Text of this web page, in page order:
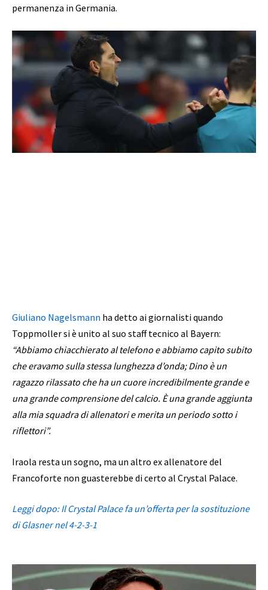
permanenza in Germania.
Giuliano Nagelsmann ha detto ai giornalisti quando
Toppmoller si è unito al suo staff tecnico al Bayern:
“Abbiamo chiacchierato al telefono e abbiamo capito subito
che eravamo sulla stessa lunghezza d’onda; Dino è un
ragazzo rilassato che ha un cuore incredibilmente grande e
una grande comprensione del calcio. È una grande aggiunta
alla mia squadra di allenatori e merita un periodo sotto i
riflettori”.
Iraola resta un sogno, ma un altro ex allenatore del
Francoforte non guasterebbe di certo al Crystal Palace.
Leggi dopo: Il Crystal Palace fa un’offerta per la sostituzione
di Glasner nel 4-2-3-1